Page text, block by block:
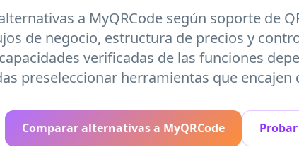
a MyQRCode según soporte de
de negocio, estructura de precios y
verificadas de las funciones
preseleccionar herramientas que encajen
Comparar alternativas a MyQRCode